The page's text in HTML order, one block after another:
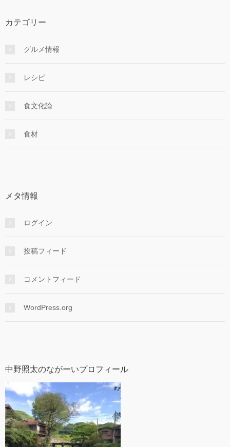
カテゴリー
グルメ情報
レシピ
食文化論
食材
メタ情報
ログイン
投稿フィード
コメントフィード
WordPress.org
中野照太のながーいプロフィール